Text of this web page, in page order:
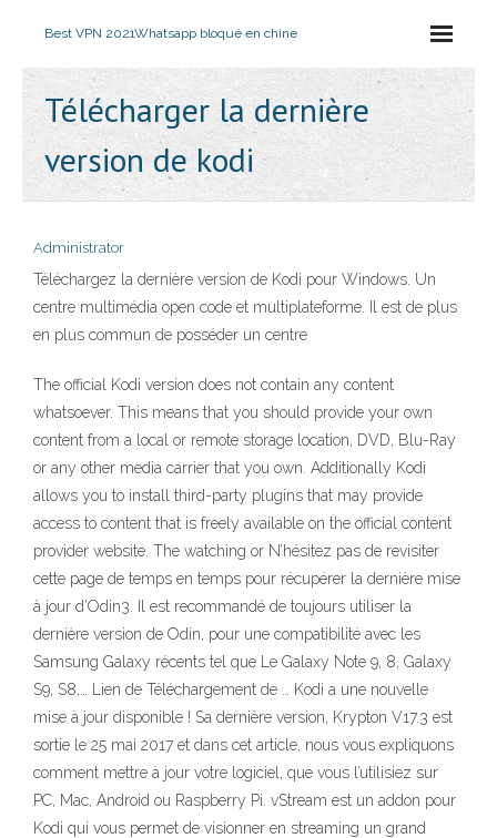
Best VPN 2021Whatsapp bloqué en chine
Télécharger la dernière
version de kodi
Administrator
Téléchargez la dernière version de Kodi pour Windows. Un
centre multimédia open code et multiplateforme. Il est de plus
en plus commun de posséder un centre
The official Kodi version does not contain any content
whatsoever. This means that you should provide your own
content from a local or remote storage location, DVD, Blu-Ray
or any other media carrier that you own. Additionally Kodi
allows you to install third-party plugins that may provide
access to content that is freely available on the official content
provider website. The watching or N’hésitez pas de revisiter
cette page de temps en temps pour récupérer la dernière mise
à jour d’Odin3. Il est recommandé de toujours utiliser la
dernière version de Odin, pour une compatibilité avec les
Samsung Galaxy récents tel que Le Galaxy Note 9, 8, Galaxy
S9, S8,… Lien de Téléchargement de … Kodi a une nouvelle
mise à jour disponible ! Sa dernière version, Krypton V17.3 est
sortie le 25 mai 2017 et dans cet article, nous vous expliquons
comment mettre à jour votre logiciel, que vous l’utilisiez sur
PC, Mac, Android ou Raspberry Pi. vStream est un addon pour
Kodi qui vous permet de visionner en streaming un grand